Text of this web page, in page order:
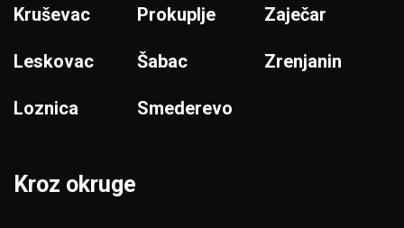
Kruševac
Leskovac
Loznica
Prokuplje
Šabac
Smederevo
Zaječar
Zrenjanin
Kroz okruge